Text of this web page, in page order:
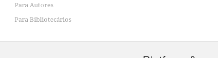
Para Autores
Para Bibliotecários